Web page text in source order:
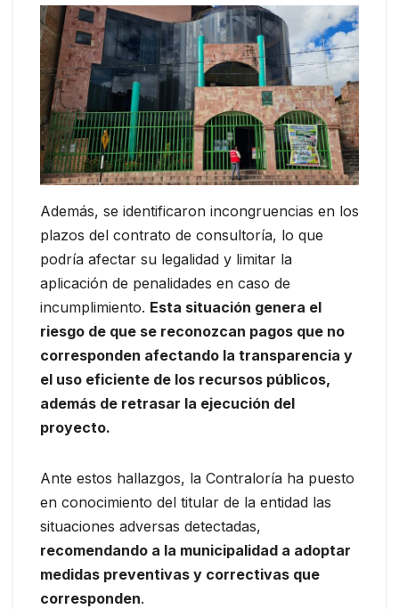
Además, se identificaron incongruencias en los
plazos del contrato de consultoría, lo que
podría afectar su legalidad y limitar la
aplicación de penalidades en caso de
incumplimiento. Esta situación genera el
riesgo de que se reconozcan pagos que no
corresponden afectando la transparencia y
el uso eficiente de los recursos públicos,
además de retrasar la ejecución del
proyecto.
Ante estos hallazgos, la Contraloría ha puesto
en conocimiento del titular de la entidad las
situaciones adversas detectadas,
recomendando a la municipalidad a adoptar
medidas preventivas y correctivas que
corresponden.